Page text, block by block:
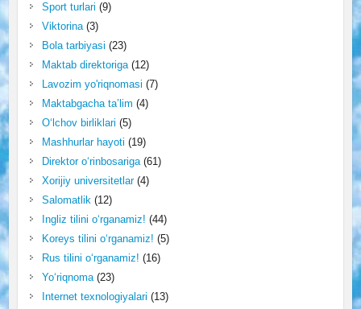
Sport turlari (9)
Viktorina(3)
Bola tarbiyasi (23)
Maktab direktoriga(12)
Lavozim yo'riqnomasi (7)
Maktabgacha ta’lim (4)
O‘lchov birliklari (5)
Mashhurlar hayoti (19)
Direktor o‘rinbosariga(61)
Xorijiy universitetlar(4)
Salomatlik(12)
Ingliz tilini o‘rganamiz! (44)
Koreys tilini o‘rganamiz! (5)
Rus tilini o‘rganamiz! (16)
Yo‘riqnoma(23)
Internet texnologiyalari (13)